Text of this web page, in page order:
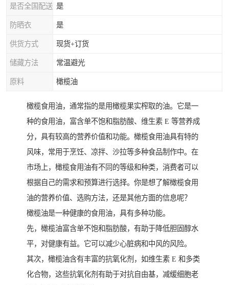
是否全国配送 是
防晒衣 是
供货方式 现货+订货
储藏方法 常温避光
原料 橄榄油
橄榄食用油，通常指的是用橄榄果实榨取的油。它是一
种的食用油，富含单不饱和脂肪酸、维生素 E 等营养成
分，具有较高的营养价值和功能。橄榄食用油具有特的
风味，常用于烹饪、凉拌、沙拉等多种食品制作中。在
市场上，橄榄食用油有不同的等级和种类，消费者可以
根据自己的需求和预算进行选择。你是想了解橄榄食用
油的营养价值、选购方法，还是其他方面的信息呢？
橄榄油是一种健康的食用油，具有多种功能。
先，橄榄油富含单不饱和脂肪酸，有助于降低胆固醇水
平，对健康有益。它可以减少心脏病和中风的风险。
其次，橄榄油含有丰富的抗氧化剂，如维生素 E 和多类
化合物，这些抗氧化剂有助于对抗自由基，减缓细胞老